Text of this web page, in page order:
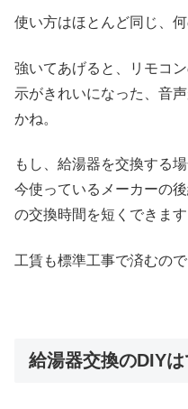
使い方はほとんど同じ、
強いてあげると、リモコ
示がきれいになった、音
かね。
もし、給湯器を交換する
今使っているメーカーの
の交換時間を短くできます
工賃も標準工事で済むの
給湯器交換のDIYは